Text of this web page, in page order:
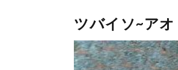
ツバイソ~ア